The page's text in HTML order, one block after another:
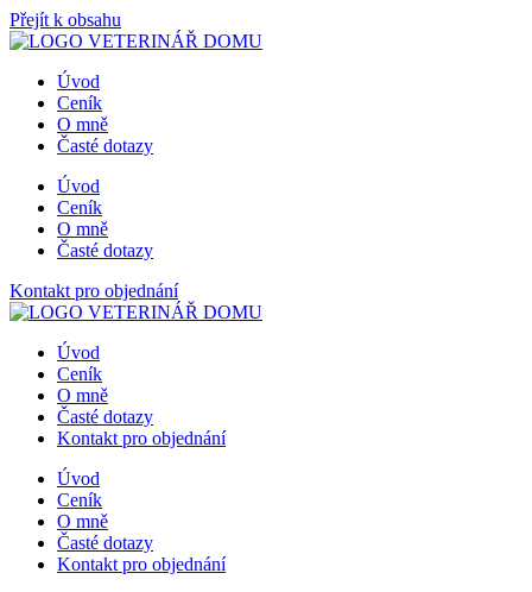
Přejít k obsahu
Úvod
Ceník
O mně
Časté dotazy
Úvod
Ceník
O mně
Časté dotazy
Kontakt pro objednání
Úvod
Ceník
O mně
Časté dotazy
Kontakt pro objednání
Úvod
Ceník
O mně
Časté dotazy
Kontakt pro objednání